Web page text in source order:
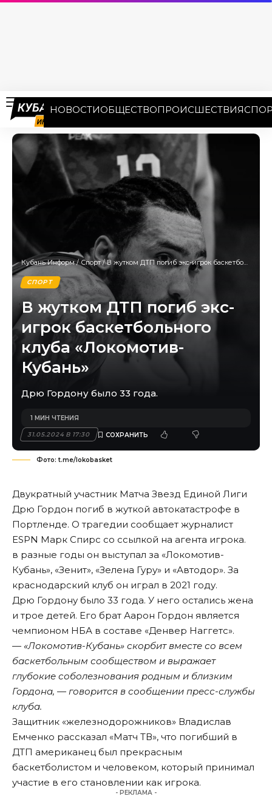
НОВОСТИОБЩЕСТВОПРОИСШЕСТВИЯ
Кубань Информ/Спорт/В жутком ДТП погиб экс-игрок баскетбольного клуба «Локомотив-Кубань»
СПОРТ
В жутком ДТП погиб экс-
игрок баскетбольного
клуба «Локомотив-
Кубань»
Дрю Гордону было 33 года.
31.05.2024 В 17:30
1 МИН ЧТЕНИЯ
Фото: t.me/lokobasket
Двукратный участник Матча Звезд Единой Лиги
Дрю Гордон погиб в жуткой автокатастрофе в
Портленде. О трагедии сообщает журналист
ESPN Марк Спирс со ссылкой на агента игрока.
в разные годы он выступал за «Локомотив-
Кубань», «Зенит», «Зелена Гуру» и «Автодор». За
краснодарский клуб он играл в 2021 году.
Дрю Гордону было 33 года. У него остались жена
и трое детей. Его брат Аарон Гордон является
чемпионом НБА в составе «Денвер Наггетс».
— «Локомотив-Кубань» скорбит вместе со всем
баскетбольным сообществом и выражает
глубокие соболезнования родным и близким
Гордона, — говорится в сообщении пресс-службы
клуба.
Защитник «железнодорожников» Владислав
Емченко рассказал «Матч ТВ», что погибший в
ДТП американец был прекрасным
баскетболистом и человеком, который принимал
участие в его становлении как игрока.
- РЕКЛАМА -